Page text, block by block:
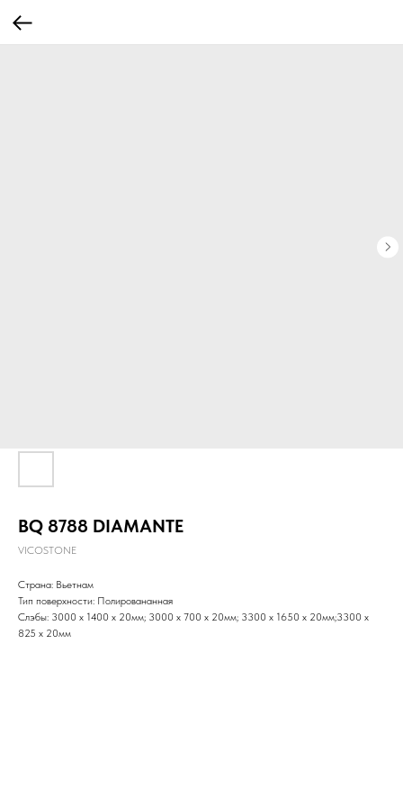
BQ 8788 DIAMANTE
VICOSTONE
Страна: Вьетнам
Тип поверхности: Полировананная
Слэбы: 3000 x 1400 x 20мм; 3000 x 700 х 20мм; 3300 x 1650 х 20мм;3300 x
825 х 20мм